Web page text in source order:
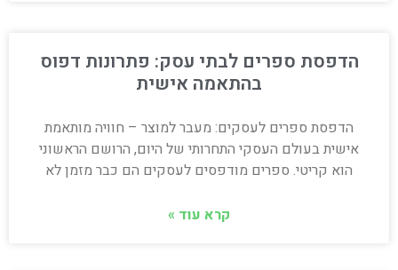
הדפסת ספרים לבתי עסק: פתרונות דפוס
בהתאמה אישית
הדפסת ספרים לעסקים: מעבר למוצר – חוויה מותאמת
אישית בעולם העסקי התחרותי של היום, הרושם הראשוני
הוא קריטי. ספרים מודפסים לעסקים הם כבר מזמן לא
קרא עוד »